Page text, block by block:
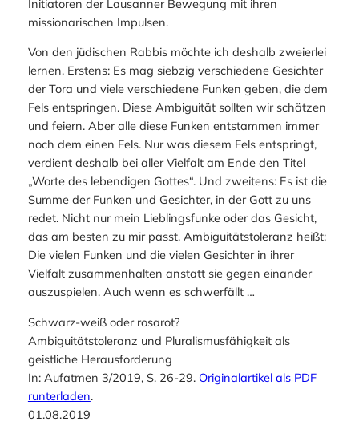
Initiatoren der Lausanner Bewegung mit ihren
missionarischen Impulsen.
Von den jüdischen Rabbis möchte ich deshalb zweierlei
lernen. Erstens: Es mag siebzig verschiedene Gesichter
der Tora und viele verschiedene Funken geben, die dem
Fels entspringen. Diese Ambiguität sollten wir schätzen
und feiern. Aber alle diese Funken entstammen immer
noch dem einen Fels. Nur was diesem Fels entspringt,
verdient deshalb bei aller Vielfalt am Ende den Titel
„Worte des lebendigen Gottes“. Und zweitens: Es ist die
Summe der Funken und Gesichter, in der Gott zu uns
redet. Nicht nur mein Lieblingsfunke oder das Gesicht,
das am besten zu mir passt. Ambiguitätstoleranz heißt:
Die vielen Funken und die vielen Gesichter in ihrer
Vielfalt zusammenhalten anstatt sie gegen einander
auszuspielen. Auch wenn es schwerfällt …
Schwarz-weiß oder rosarot?
Ambiguitätstoleranz und Pluralismusfähigkeit als
geistliche Herausforderung
In: Aufatmen 3/2019, S. 26-29. Originalartikel als PDF
runterladen.
01.08.2019